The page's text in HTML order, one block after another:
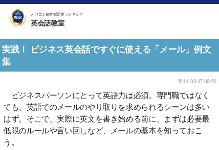
オリコン顧客満足度ランキング
英会話教室
実践！ ビジネス英会話ですぐに使える「メール」例文
集
2014-03-07 09:20
ビジネスパーソンにとって英語力は必須。専門職ではなく
ても、英語でのメールのやり取りを求められるシーンは多い
はず。そこで、実際に英文を書き始める前に、まずは必要最
低限のルールや言い回しなど、メールの基本を知っておこ
う。